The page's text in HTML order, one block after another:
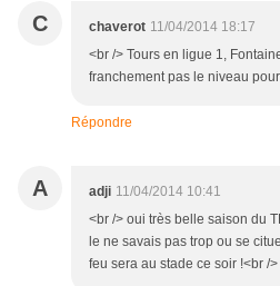
C chaverot 11/04/2014 18:17
<br /> Tours en ligue 1,
franchement pas le niveau
Répondre
A adji 11/04/2014 10:41
<br /> oui très belle saison du
le ne savais pas trop ou se
feu sera au stade ce soir !<br />